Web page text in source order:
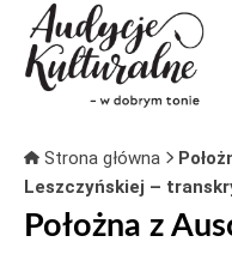
Strona główna
Leszczyńskiej –
Położna z